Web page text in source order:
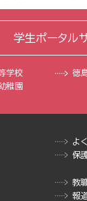
学校
徳
稚園
学生ポータル
よ
保
教
報